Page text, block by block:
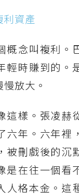
利資產
概念叫複利。
輕時賺到的。
放大。
這樣。張凌赫
六年。六年裡
被刪戲後的沉
是在往一個看
人格本金。這